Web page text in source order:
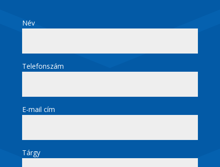
Név
Telefonszám
E-mail cím
Tárgy